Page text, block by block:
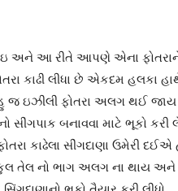
અને આ રીતે આપણે એના ફોતરાને
કાઢી લીધા છે એકદમ હલકા
ફોતરા અલગ થઈ જાય છે
સીંગપાક બનાવવા માટે ભૂકો કરી
કાઢેલા સીંગદાણા ઉમેરી
તેલ નો ભાગ અલગ ના થાય અને